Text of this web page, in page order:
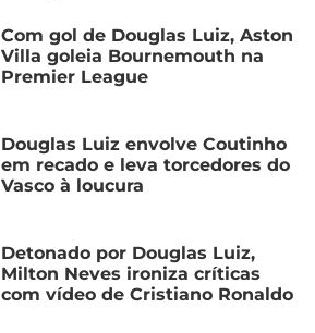
Com gol de Douglas Luiz, Aston
Villa goleia Bournemouth na
Premier League
Douglas Luiz envolve Coutinho
em recado e leva torcedores do
Vasco à loucura
Detonado por Douglas Luiz,
Milton Neves ironiza críticas
com vídeo de Cristiano Ronaldo